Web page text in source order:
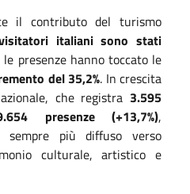
il contributo del turismo
italiani sono stati
presenze hanno toccato le
del 35,2%. In crescita
che registra 3.595
presenze (+13,7%),
sempre più diffuso verso
culturale, artistico e